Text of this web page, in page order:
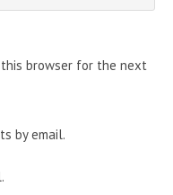
this browser for the next
by email.